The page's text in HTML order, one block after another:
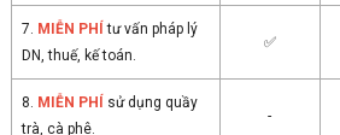
7. MIỄN PHÍ tư vấn pháp lý
DN, thuế, kế toán.
✅
8. MIỄN PHÍ
sử dụng quầy
trà, cà phê.
-